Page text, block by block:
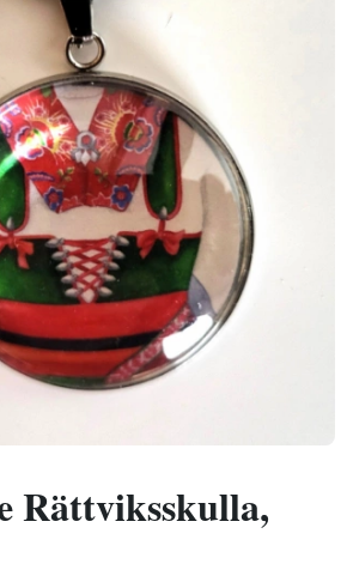
Rättviksskulla,